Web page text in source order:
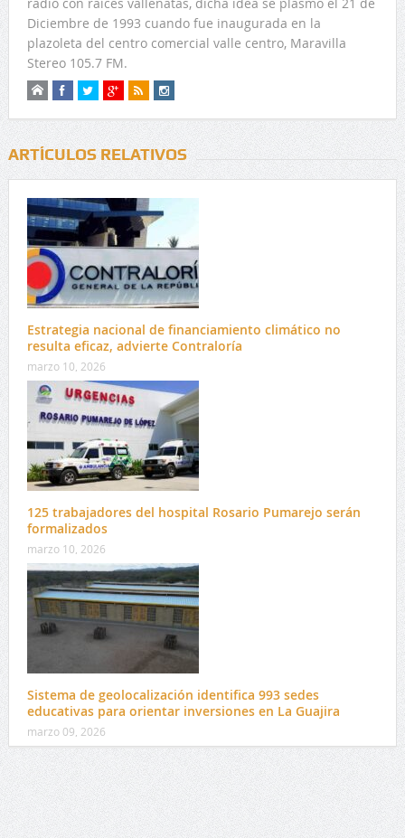
Diciembre de 1993 cuando fue inaugurada en la
plazoleta del centro comercial valle centro, Maravilla
Stereo 105.7 FM.
ARTÍCULOS RELATIVOS
Estrategia nacional de financiamiento climático no
resulta eficaz, advierte Contraloría
marzo 10, 2026
125 trabajadores del hospital Rosario Pumarejo serán
formalizados
marzo 10, 2026
Sistema de geolocalización identifica 993 sedes
educativas para orientar inversiones en La Guajira
marzo 09, 2026